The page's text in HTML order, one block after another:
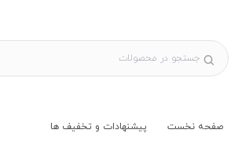
صفحه نخست پیشنهادات و تخفیف ها